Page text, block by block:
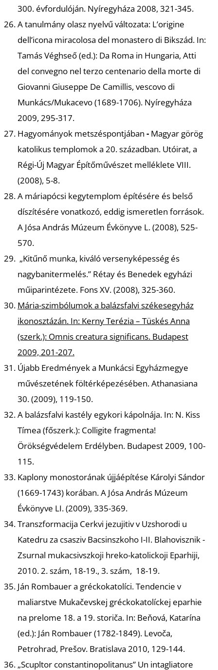
300. évfordulóján. Nyíregyháza 2008, 321-345.
A tanulmány olasz nyelvű változata: L’origine
dell’icona miracolosa del monastero di Bikszád. In:
Tamás Véghseő (ed.): Da Roma in Hungaria, Atti
del convegno nel terzo centenario della morte di
Giovanni Giuseppe De Camillis, vescovo di
Munkács/Mukacevo (1689-1706). Nyíregyháza
2009, 295-317.
Hagyományok metszéspontjában - Magyar görög
katolikus templomok a 20. században. Utóirat, a
Régi-Új Magyar Építőművészet melléklete VIII.
(2008), 5-8.
A máriapócsi kegytemplom építésére és belső
díszítésére vonatkozó, eddig ismeretlen források.
A Jósa András Múzeum Évkönyve L. (2008), 525-
570.
„Kitűnő munka, kiváló versenyképesség és
nagybanitermelés.” Rétay és Benedek egyházi
műiparintézete. Fons XV. (2008), 325-360.
Mária-szimbólumok a balázsfalvi székesegyház
ikonosztázán. In: Kerny Terézia – Tüskés Anna
(szerk.): Omnis creatura significans. Budapest
2009, 201-207.
Újabb Eredmények a Munkácsi Egyházmegye
művészetének föltérképezésében.Athanasiana
30. (2009), 119-150.
A balázsfalvi kastély egykori kápolnája. In: N. Kiss
Tímea (főszerk.): Colligite fragmenta!
Örökségvédelem Erdélyben. Budapest 2009, 100-
115.
Kaplony monostorának újjáépítése Károlyi Sándor
(1669-1743) korában.A Jósa András Múzeum
Évkönyve LI. (2009), 335-369.
Transzformacija Cerkvi jezujitiv v Uzshorodi u
Katedru za csasziv Bacsinszkoho I-II. Blahovisznik -
Zsurnal mukacsivszkoji hreko-katolickoji Eparhiji,
2010. 2. szám, 18-19., 3. szám, 18-19.
Ján Rombauer a gréckokatolíci. Tendencie v
maliarstve Mukačevskej gréckokatolíckej eparhie
na prelome 18. a 19. storiča. In: Beňová, Katarína
(ed.): Ján Rombauer (1782-1849). Levoča,
Petrohrad, Prešov. Bratislava 2010, 129-144.
„Scupltor constantinopolitanus” Un intagliatore